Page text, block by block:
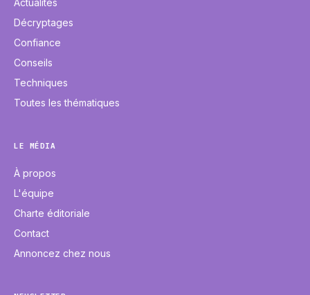
Décryptages
Confiance
Conseils
Techniques
Toutes les thématiques
LE MÉDIA
À propos
L'équipe
Charte éditoriale
Contact
Annoncez chez nous